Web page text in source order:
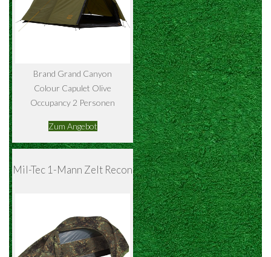
Brand Grand Canyon
Colour Capulet Olive
Occupancy 2 Personen
Zum Angebot
Mil-Tec 1-Mann Zelt Recon